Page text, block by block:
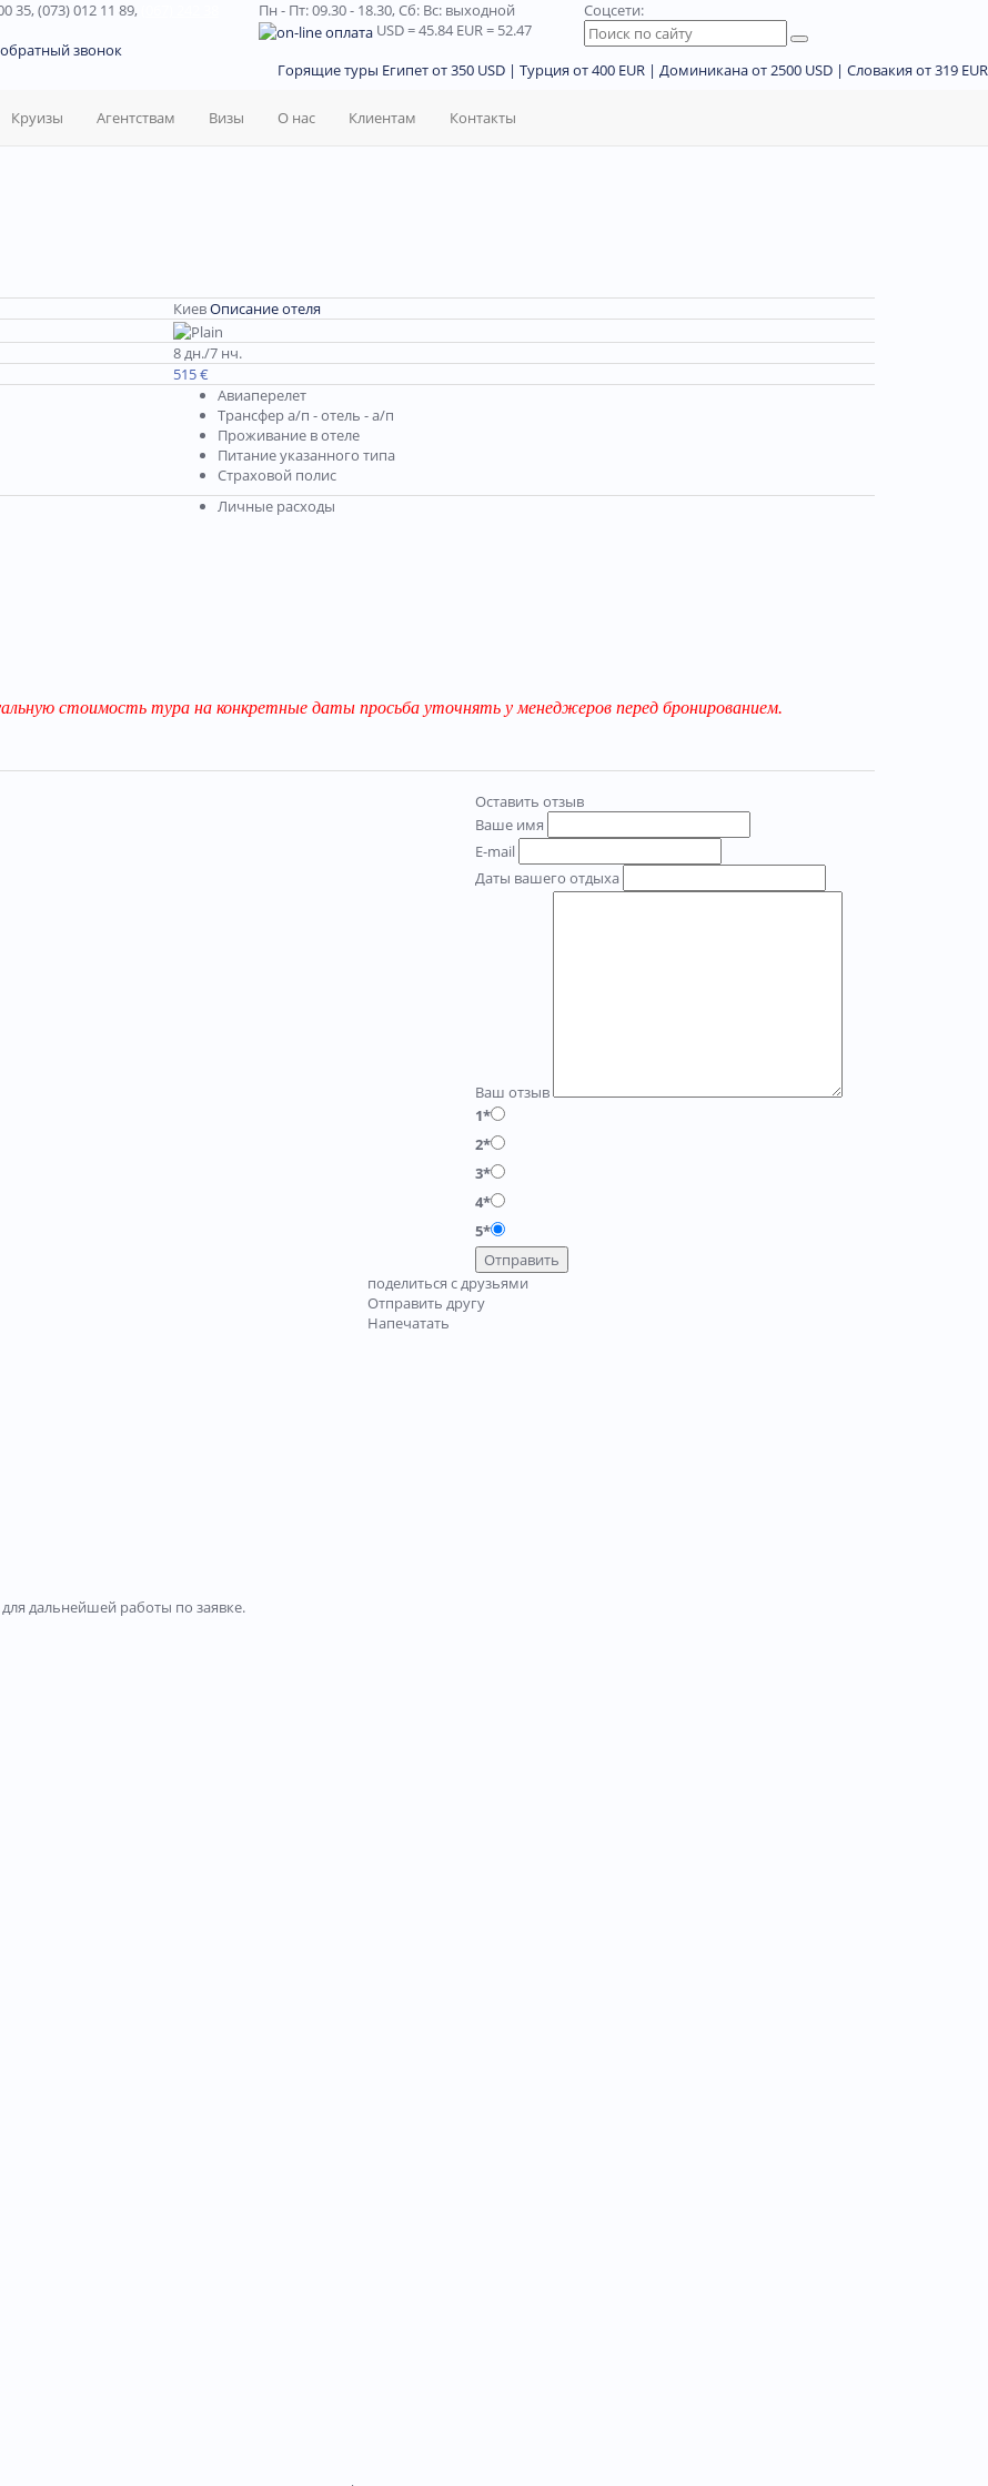
35, (073) 012 11 89,
звонок
Пн - Пт: 09.30 - 18.30,Сб: Вс: выходной
USD= 45.84EUR= 52.47
Соцсети:
Горящие туры Египет от 350 USD | Турция от 400 EUR | Доминикана от 2500 USD | Словакия от 319 EUR
Круизы Агентствам Визы О нас Клиентам Контакты
КиевОписание отеля
8 дн./7 нч.
515 €
Авиаперелет
Трансфер а/п - отель - а/п
Проживание в отеле
Питание указанного типа
Страховой полис
Личные расходы
стоимость тура на конкретные даты просьба уточнять у менеджеров перед бронированием.
Оставить отзыв
Ваше имя
E-mail
Даты вашего отдыха
Ваш отзыв
1*
2*
3*
4*
5*
Отправить
поделиться с друзьями
Отправить другу
Напечатать
дальнейшей работы по заявке.